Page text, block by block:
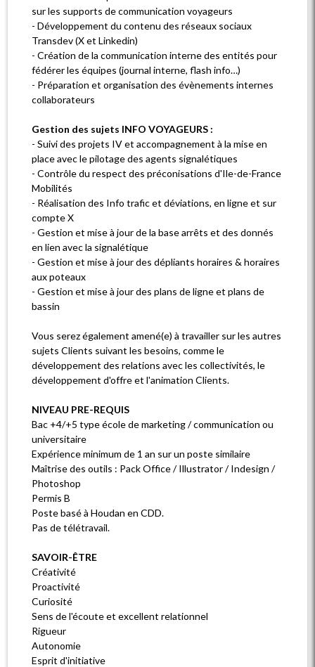
sur les supports de communication voyageurs
- Développement du contenu des réseaux sociaux
Transdev (X et Linkedin)
- Création de la communication interne des entités pour
fédérer les équipes (journal interne, flash info…)
- Préparation et organisation des évènements internes
collaborateurs
Gestion des sujets INFO VOYAGEURS :
- Suivi des projets IV et accompagnement à la mise en
place avec le pilotage des agents signalétiques
- Contrôle du respect des préconisations d'Ile-de-France
Mobilités
- Réalisation des Info trafic et déviations, en ligne et sur
compte X
- Gestion et mise à jour de la base arrêts et des donnés
en lien avec la signalétique
- Gestion et mise à jour des dépliants horaires & horaires
aux poteaux
- Gestion et mise à jour des plans de ligne et plans de
bassin
Vous serez également amené(e) à travailler sur les autres
sujets Clients suivant les besoins, comme le
développement des relations avec les collectivités, le
développement d'offre et l'animation Clients.
NIVEAU PRE-REQUIS
Bac +4/+5 type école de marketing / communication ou
universitaire
Expérience minimum de 1 an sur un poste similaire
Maîtrise des outils : Pack Office / Illustrator / Indesign /
Photoshop
Permis B
Poste basé à Houdan en CDD.
Pas de télétravail.
SAVOIR-ÊTRE
Créativité
Proactivité
Curiosité
Sens de l'écoute et excellent relationnel
Rigueur
Autonomie
Esprit d'initiative